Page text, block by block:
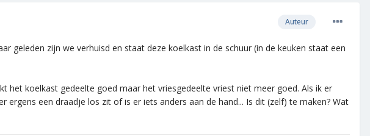
Auteur
geleden zijn we verhuisd en staat deze koelkast in de schuur (in de keuken staat een
koelkast gedeelte goed maar het vriesgedeelte vriest niet meer goed. Als ik er
een draadje los zit of is er iets anders aan de hand... Is dit (zelf) te maken? Wat